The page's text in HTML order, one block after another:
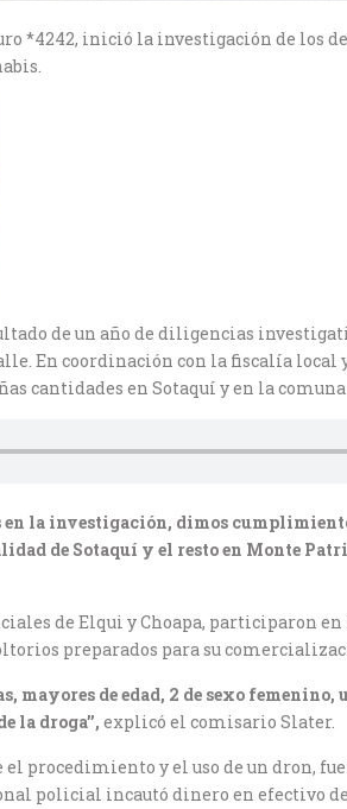
*4242, inició la investigación de los
de un año de diligencias
En coordinación con la fiscalía
cantidades en Sotaquí y en la
en la investigación, dimos
de Sotaquí y el resto en Monte
de Elqui y Choapa, participaron
preparados para su
mayores de edad, 2 de sexo
droga’’, explicó el comisario Slater.
procedimiento y el uso de un dron,
policial incautó dinero en efectivo